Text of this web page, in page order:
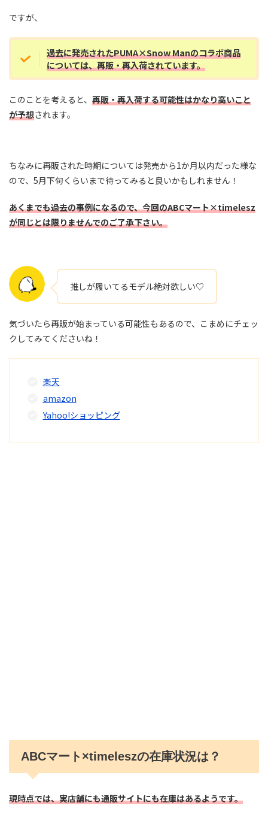
ですが、
過去に発売されたPUMA×‪Snow Manのコラボ商品
については、再販・再入荷されています。
このことを考えると、 再販・再入荷する可能性はかなり高いこと
が予想されます。
ちなみに再販された時期については発売から1か月以内だった様な
ので、5月下旬くらいまで待ってみると良いかもしれません！
あくまでも過去の事例になるので、今回のABCマート×timelesz
が同じとは限りませんでのご了承下さい。
推しが履いてるモデル絶対欲しい♡
気づいたら再販が始まっている可能性もあるので、こまめにチェッ
クしてみてくださいね！
楽天
amazon
Yahoo!ショッピング
ABCマート×timeleszの在庫状況は？
現時点では、実店舗にも通販サイトにも在庫はあるようです。